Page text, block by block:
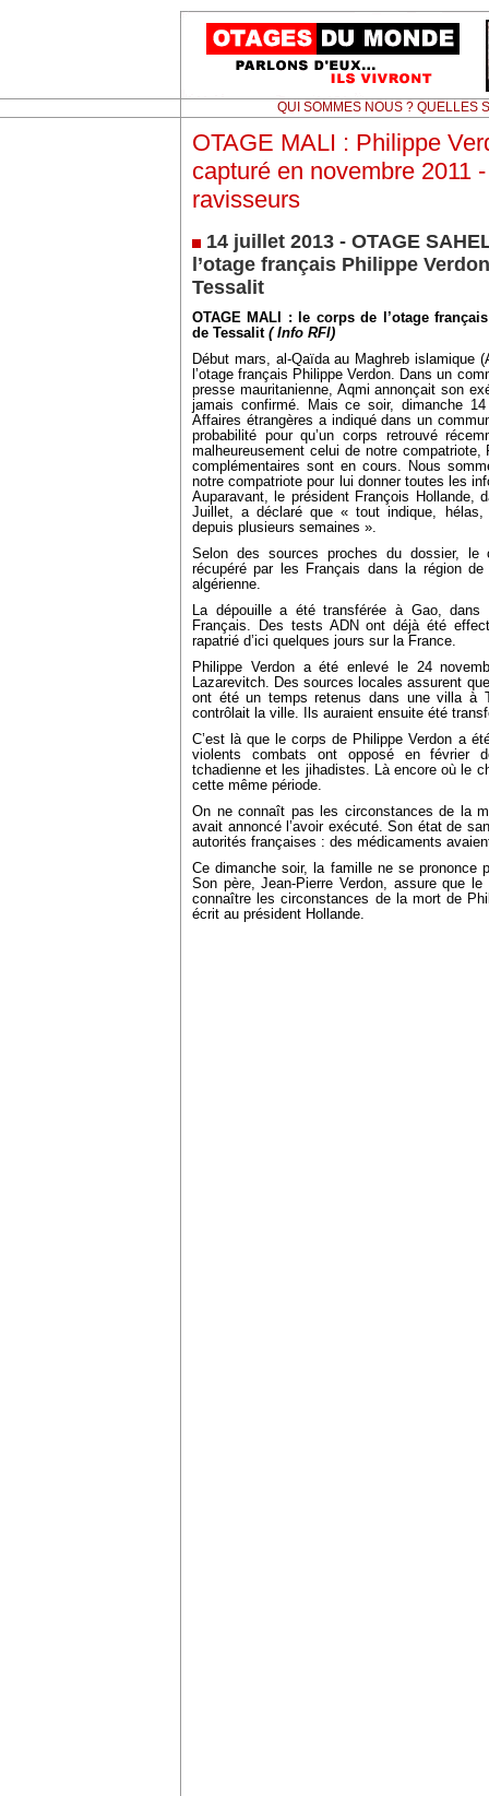
QUI SOMMES NOUS ? QUELLES
OTAGE MALI : Philippe
capturé en novembre 2011
ravisseurs
14 juillet 2013 - OTAGE
l’otage français Philippe
Tessalit
OTAGE MALI : le corps de l’otage
de Tessalit ( Info RFI)
Début mars, al-Qaïda au Maghreb islamique
l’otage français Philippe Verdon. Dans un
presse mauritanienne, Aqmi annonçait son
jamais confirmé. Mais ce soir, dimanche
Affaires étrangères a indiqué dans un
probabilité pour qu’un corps retrouvé
malheureusement celui de notre
complémentaires sont en cours. Nous
notre compatriote pour lui donner toutes les
Auparavant, le président François Hollande,
Juillet, a déclaré que « tout indique, hélas,
depuis plusieurs semaines ».
Selon des sources proches du dossier, le
récupéré par les Français dans la région
algérienne.
La dépouille a été transférée à Gao, dans
Français. Des tests ADN ont déjà été
rapatrié d’ici quelques jours sur la France.
Philippe Verdon a été enlevé le 24
Lazarevitch. Des sources locales assurent
ont été un temps retenus dans une villa à
contrôlait la ville. Ils auraient ensuite été
C’est là que le corps de Philippe Verdon a
violents combats ont opposé en février
tchadienne et les jihadistes. Là encore où le
cette même période.
On ne connaît pas les circonstances de la
avait annoncé l’avoir exécuté. Son état de
autorités françaises : des médicaments
Ce dimanche soir, la famille ne se prononce
Son père, Jean-Pierre Verdon, assure que
connaître les circonstances de la mort de
écrit au président Hollande.